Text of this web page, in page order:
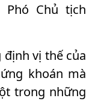
Phó Chủ tịch
định vị thế của
khoán mà
trong những